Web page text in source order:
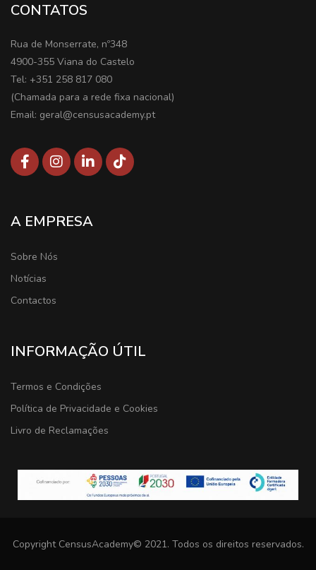
CONTATOS
Rua de Monserrate, nº348
4900-355 Viana do Castelo
Tel: +351 258 817 080
(Chamada para a rede fixa nacional)
Email: geral@censusacademy.pt
A EMPRESA
Sobre Nós
Notícias
Contactos
INFORMAÇÃO ÚTIL
Termos e Condições
Política de Privacidade e Cookies
Livro de Reclamações
Copyright CensusAcademy© 2021. Todos os direitos reservados.